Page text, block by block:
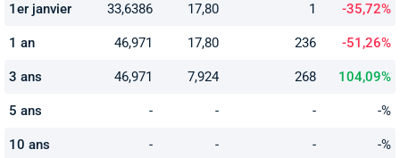
1er janvier 33,6386 17,80 1 -35,72%
1 an 46,971 17,80 236 -51,26%
3 ans 46,971 7,924 268 104,09%
5 ans - - - -%
10 ans - - - -%